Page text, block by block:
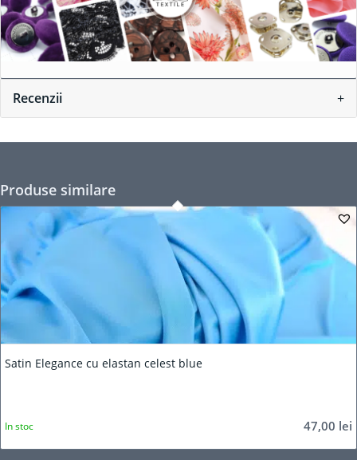
Recenzii
Produse similare
Satin Elegance cu elastan celest blue
47,00 lei
In stoc